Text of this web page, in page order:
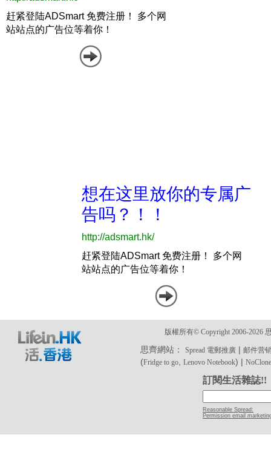
版權所有© Copyright 2006-2026
思齊網站：Spread 電郵推廣 |邮件营
(Fridge to go ,Lenovo Notebook) |